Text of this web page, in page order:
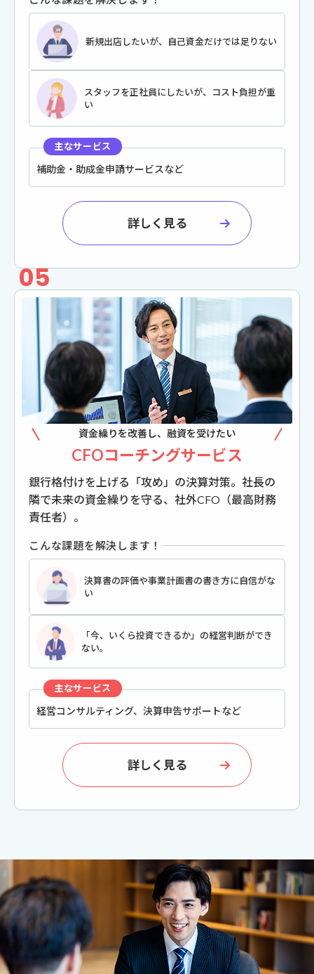
新規出店したいが、自己資金だけでは足りない
スタッフを正社員にしたいが、コスト負担が重
い
主なサービス
補助⾦・助成⾦申請サービスなど
詳しく見る
05
資金繰りを改善し、融資を受けたい
CFOコーチングサービス
銀行格付けを上げる「攻め」の決算対策。社長の
隣で未来の資金繰りを守る、社外CFO（最高財務
責任者）。
こんな課題を解決します！
決算書の評価や事業計画書の書き方に自信がな
い
「今、いくら投資できるか」の経営判断ができ
ない。
主なサービス
経営コンサルティング、決算申告サポートなど
詳しく見る